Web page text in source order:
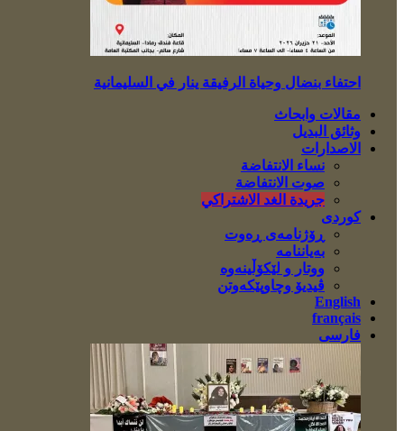
احتفاء بنضال وحياة الرفيقة ينار في السليمانية
مقالات وابحاث
وثائق البديل
الاصدارات
نساء الانتفاضة
صوت الانتفاضة
جريدة الغد الاشتراكي
کوردی
ڕۆژنامەی ڕەوت
بەیاننامە
ووتار و لێکۆڵینەوە
ڤیدیۆ وچاوپێکەوتن
English
français
فارسی